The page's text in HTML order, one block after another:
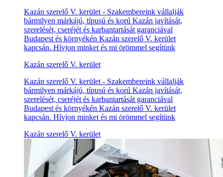
Kazán szerelő V. kerület - Szakembereink vállalják
bármilyen márkájú, típusú és korú Kazán javítását,
szerelését, cseréjét és karbantartását garanciával
Budapest és környékén Kazán szerelő V. kerület
kapcsán. Hívjon minket és mi örömmel segítünk
Kazán szerelő V. kerület
Kazán szerelő V. kerület - Szakembereink vállalják
bármilyen márkájú, típusú és korú Kazán javítását,
szerelését, cseréjét és karbantartását garanciával
Budapest és környékén Kazán szerelő V. kerület
kapcsán. Hívjon minket és mi örömmel segítünk
Kazán szerelő V. kerület